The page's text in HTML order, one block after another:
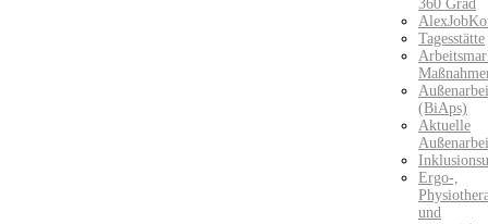
360 Grad
Tagesstätte
(BiAps)​
Aktuelle
Ergo-,
und